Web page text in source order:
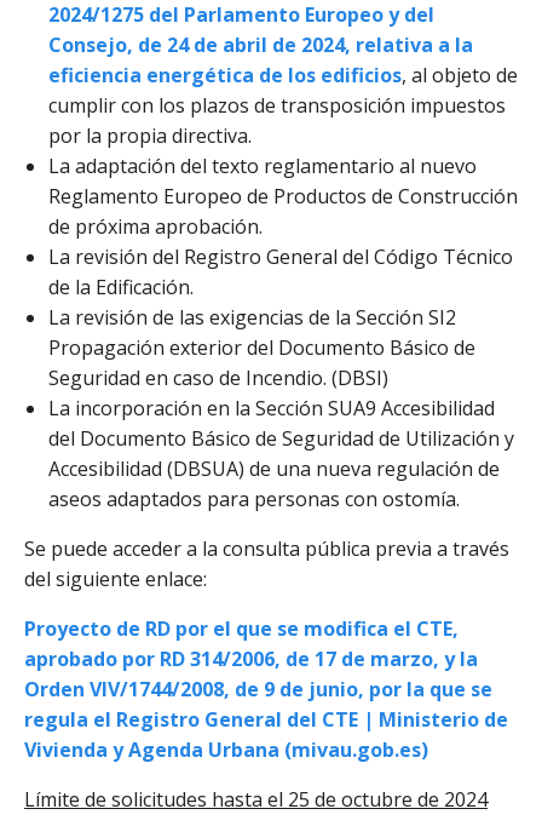
2024/1275 del Parlamento Europeo y del
Consejo, de 24 de abril de 2024, relativa a la
eficiencia energética de los edificios, al objeto de
cumplir con los plazos de transposición impuestos
por la propia directiva.
La adaptación del texto reglamentario al nuevo
Reglamento Europeo de Productos de Construcción
de próxima aprobación.
La revisión del Registro General del Código Técnico
de la Edificación.
La revisión de las exigencias de la Sección SI2
Propagación exterior del Documento Básico de
Seguridad en caso de Incendio. (DBSI)
La incorporación en la Sección SUA9 Accesibilidad
del Documento Básico de Seguridad de Utilización y
Accesibilidad (DBSUA) de una nueva regulación de
aseos adaptados para personas con ostomía.
Se puede acceder a la consulta pública previa a través
del siguiente enlace:
Proyecto de RD por el que se modifica el CTE,
aprobado por RD 314/2006, de 17 de marzo, y la
Orden VIV/1744/2008, de 9 de junio, por la que se
regula el Registro General del CTE | Ministerio de
Vivienda y Agenda Urbana (mivau.gob.es)
Límite de solicitudes hasta el 25 de octubre de 2024